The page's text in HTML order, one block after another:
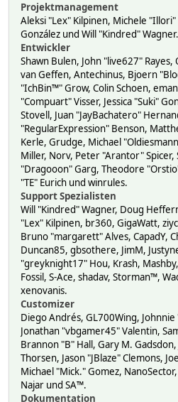
Projektmanagement
Aleksi "Lex" Kilpinen, Michele "Illori"
González und Will "Kindred" Wagner.
Entwickler
Shawn Bulen, John "live627" Rayes,
van Geffen, Antechinus, Bjoern
"IchBin™" Grow, Colin Schoen,
"Compuart" Visser, Jessica "Suki"
Stovell, Juan "JayBachatero"
"RegularExpression" Benson,
Kerle, Grudge, Michael
Miller, Norv, Peter "Arantor" Spicer,
"Dragooon" Garg, Theodore
"TE" Eurich und winrules.
Support Spezialisten
Will "Kindred" Wagner, Doug
"Lex" Kilpinen, br360, GigaWatt,
Bruno "margarett" Alves, CapadY,
Duncan85, gbsothere, JimM,
"greyknight17" Hou, Krash,
Fossil, S-Ace, shadav, Storman™,
xenovanis.
Customizer
Diego Andrés, GL700Wing,
Jonathan "vbgamer45" Valentin,
Brannon "B" Hall, Gary M.
Thorsen, Jason "JBlaze" Clemons,
Michael "Mick." Gomez,
Najar und SA™.
Dokumentation